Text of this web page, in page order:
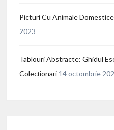
Picturi Cu Animale
2023
Tablouri Abstracte: Ghidul
Colecționari 14 octombrie